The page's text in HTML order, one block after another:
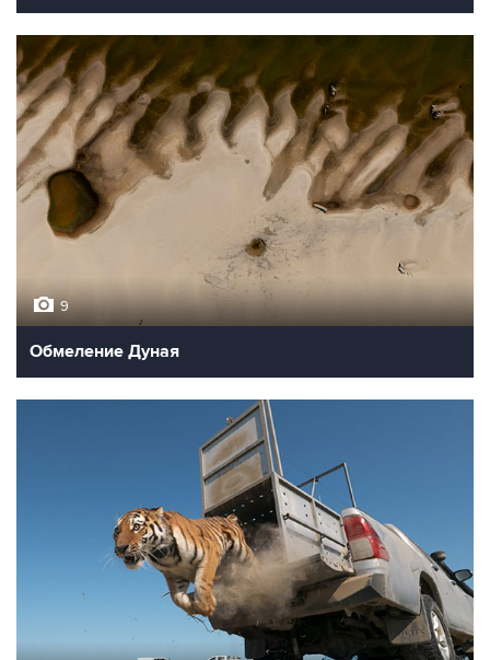
9
Обмеление Дуная